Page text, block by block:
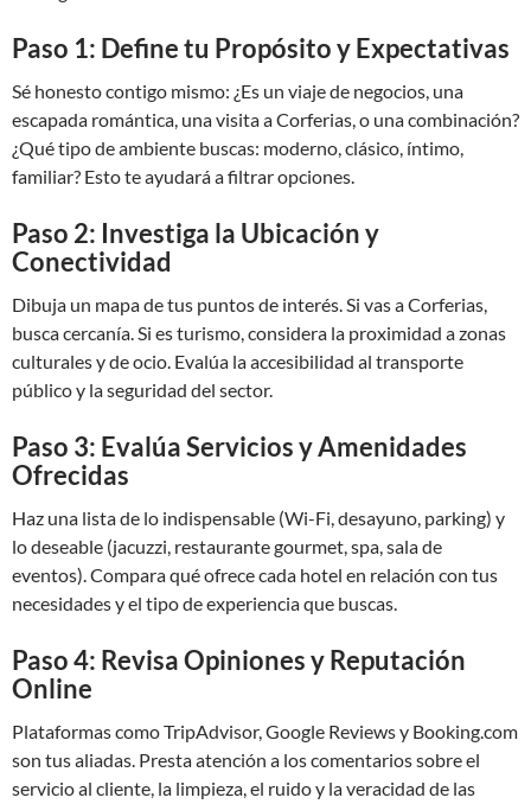
Paso 1: Define tu Propósito y Expectativas
Sé honesto contigo mismo: ¿Es un viaje de negocios, una
escapada romántica, una visita a Corferias, o una combinación?
¿Qué tipo de ambiente buscas: moderno, clásico, íntimo,
familiar? Esto te ayudará a filtrar opciones.
Paso 2: Investiga la Ubicación y
Conectividad
Dibuja un mapa de tus puntos de interés. Si vas a Corferias,
busca cercanía. Si es turismo, considera la proximidad a zonas
culturales y de ocio. Evalúa la accesibilidad al transporte
público y la seguridad del sector.
Paso 3: Evalúa Servicios y Amenidades
Ofrecidas
Haz una lista de lo indispensable (Wi-Fi, desayuno, parking) y
lo deseable (jacuzzi, restaurante gourmet, spa, sala de
eventos). Compara qué ofrece cada hotel en relación con tus
necesidades y el tipo de experiencia que buscas.
Paso 4: Revisa Opiniones y Reputación
Online
Plataformas como TripAdvisor, Google Reviews y Booking.com
son tus aliadas. Presta atención a los comentarios sobre el
servicio al cliente, la limpieza, el ruido y la veracidad de las